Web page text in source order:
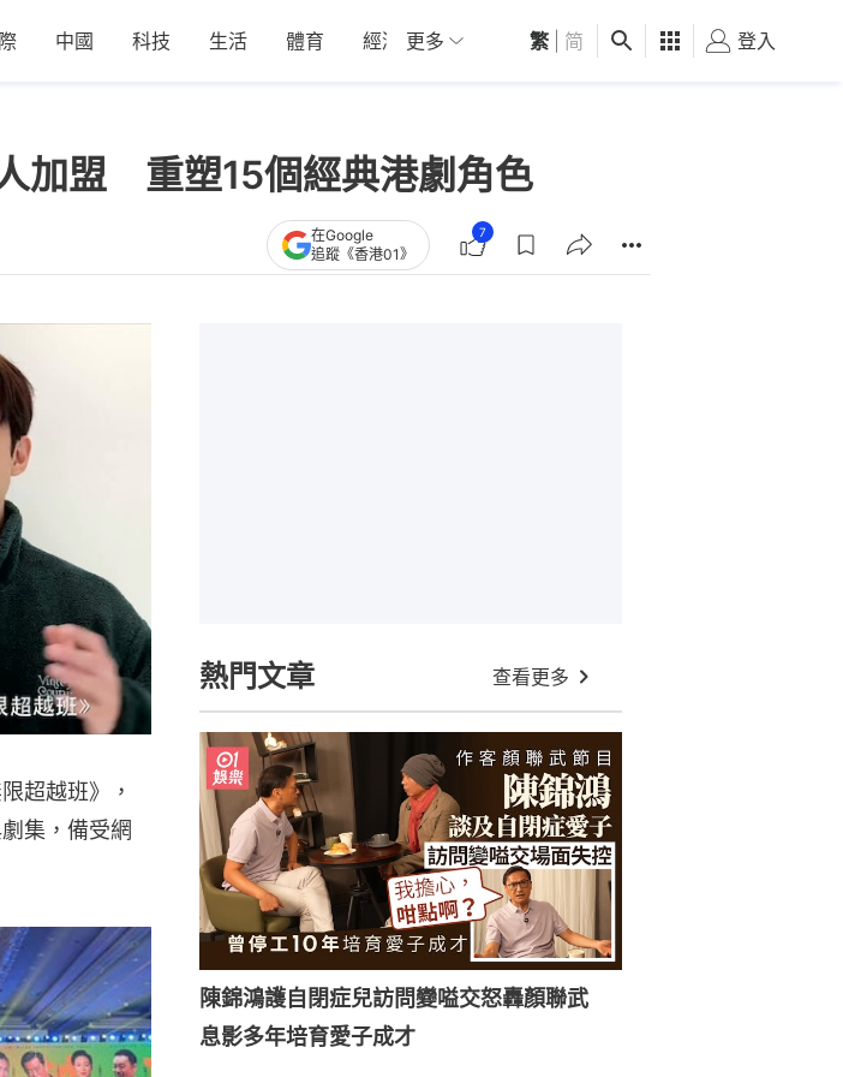
中國 科技 生活 體育 經濟 01深圳 觀點 健康 好食玩飛
更多 繁 简 登入
加盟 重塑15個經典港劇角色
在Google
追蹤《香港01》
7
超越班》，
集，備受網
熱門文章 查看更多
陳錦鴻護自閉症兒訪問變嗌交怒轟顏聯武
息影多年培育愛子成才